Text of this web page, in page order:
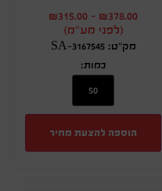
₪378.00
-
₪315.00
(לפני מע"מ)
מק"ט: SA-3167545
כמות:
הוספה להצעת מחיר